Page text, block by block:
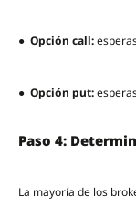
● Opción call:
● Opción put:
Paso 4:
La mayoría de los